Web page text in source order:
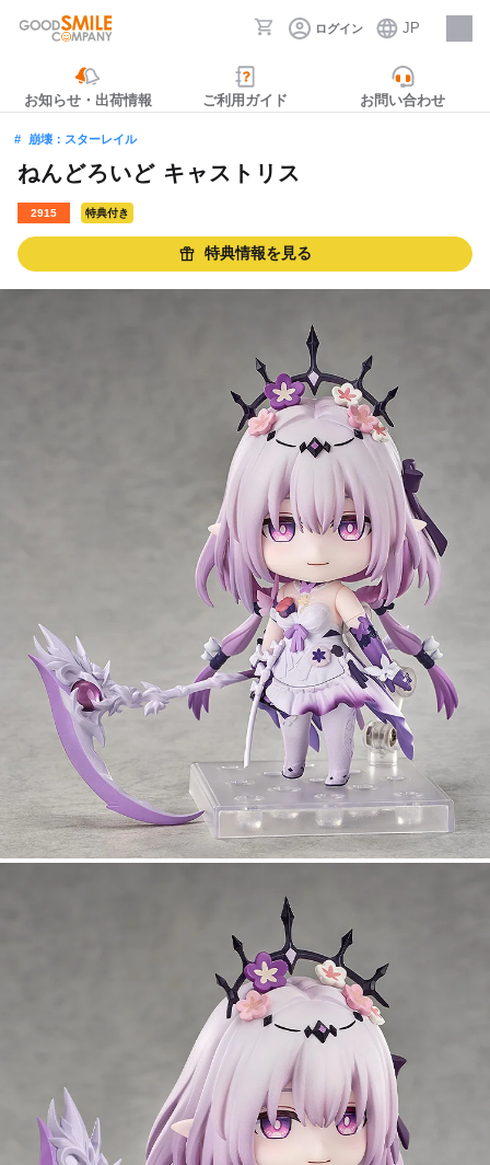
ログイン JP
採用情報
お知らせ・出荷情報 ご利用ガイド お問い合わせ
崩壊：スターレイル
ねんどろいど キャストリス
2915 特典付き
特典情報を見る